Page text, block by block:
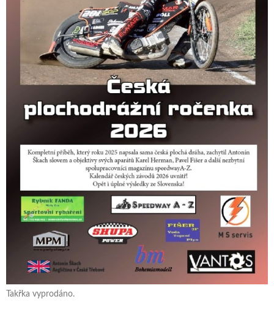
Takřka vyprodáno.